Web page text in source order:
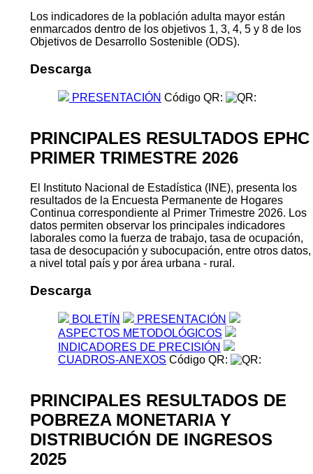
Los indicadores de la población adulta mayor están
enmarcados dentro de los objetivos 1, 3, 4, 5 y 8 de los
Objetivos de Desarrollo Sostenible (ODS).
Descarga
PRESENTACIÓN Código QR:
PRINCIPALES RESULTADOS EPHC
PRIMER TRIMESTRE 2026
El Instituto Nacional de Estadística (INE), presenta los
resultados de la Encuesta Permanente de Hogares
Continua correspondiente al Primer Trimestre 2026. Los
datos permiten observar los principales indicadores
laborales como la fuerza de trabajo, tasa de ocupación,
tasa de desocupación y subocupación, entre otros datos,
a nivel total país y por área urbana - rural.
Descarga
BOLETÍN
PRESENTACIÓN
ASPECTOS METODOLÓGICOS
INDICADORES DE PRECISIÓN
CUADROS-ANEXOS Código QR:
PRINCIPALES RESULTADOS DE
POBREZA MONETARIA Y
DISTRIBUCIÓN DE INGRESOS
2025